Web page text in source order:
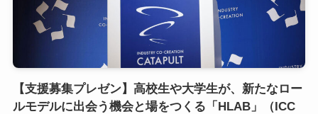
【支援募集プレゼン】高校生や大学生が、新たなロー
ルモデルに出会う機会と場をつくる「HLAB」（ICC